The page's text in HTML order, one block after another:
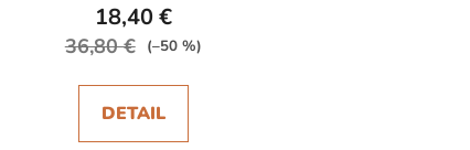
18,40 €
36,80 € (–50 %)
DETAIL